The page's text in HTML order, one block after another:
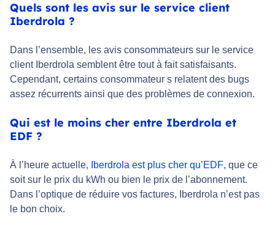
Quels sont les avis sur le service client
Iberdrola ?
Dans l’ensemble, les avis consommateurs sur le service
client Iberdrola semblent être tout à fait satisfaisants.
Cependant, certains consommateur s relatent des bugs
assez récurrents ainsi que des problèmes de connexion.
Qui est le moins cher entre Iberdrola et
EDF ?
À l’heure actuelle, Iberdrola est plus cher qu’EDF, que ce
soit sur le prix du kWh ou bien le prix de l’abonnement.
Dans l’optique de réduire vos factures, Iberdrola n’est pas
le bon choix.